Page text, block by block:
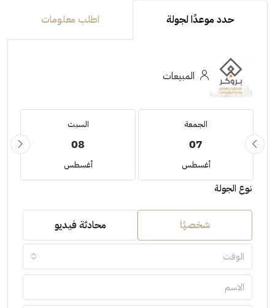
حدد موعدًا لجولة اطلب معلومات
المبيعات
الجمعة
07
أغسطس
السبت
08
أغسطس
نوع الجولة
شخصيًا محادثة فيديو
الوقت